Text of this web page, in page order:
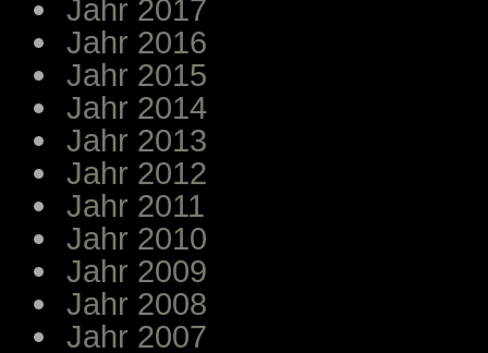
Jahr 2017
Jahr 2016
Jahr 2015
Jahr 2014
Jahr 2013
Jahr 2012
Jahr 2011
Jahr 2010
Jahr 2009
Jahr 2008
Jahr 2007